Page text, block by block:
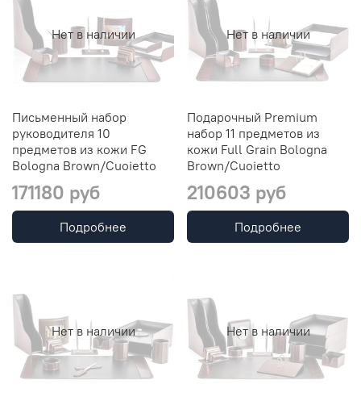
Нет в наличии
Письменный набор
руководителя 10
предметов из кожи FG
Bologna Brown/Cuoietto
171180 руб
Подробнее
Нет в наличии
Подарочный Premium
набор 11 предметов из
кожи Full Grain Bologna
Brown/Cuoietto
210603 руб
Подробнее
Нет в наличии Нет в наличии